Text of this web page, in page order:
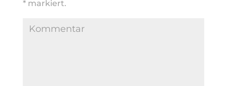
*markiert.